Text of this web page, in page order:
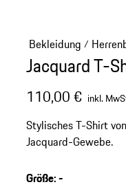
Bekleidung /
Jacquard T-
110,00 € inkl.
Stylisches T-Shirt
Jacquard-Gewebe.
Größe:-